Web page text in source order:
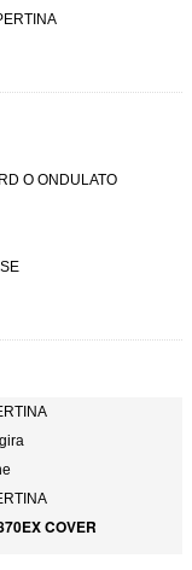
O ONDULATO
COVER